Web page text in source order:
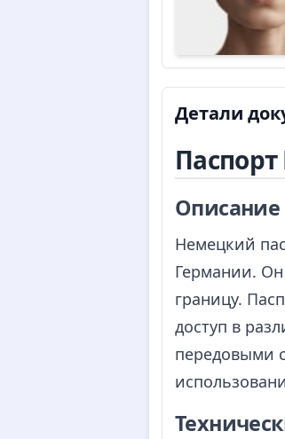
Детали
Описание
Немецкий
Германии. Он
границу.
доступ в
передовыми